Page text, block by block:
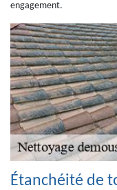
engagement.
Étanchéité de